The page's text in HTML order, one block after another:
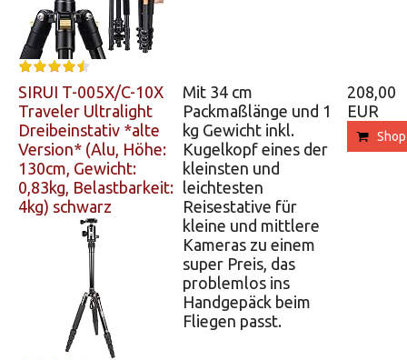
SIRUI T-005X/C-10X
Traveler Ultralight
Dreibeinstativ *alte
Version* (Alu, Höhe:
130cm, Gewicht:
0,83kg, Belastbarkeit:
4kg) schwarz
Mit 34 cm
Packmaßlänge und 1
kg Gewicht inkl.
Kugelkopf eines der
kleinsten und
leichtesten
Reisestative für
kleine und mittlere
Kameras zu einem
super Preis, das
problemlos ins
Handgepäck beim
Fliegen passt.
208,00
EUR
Shop